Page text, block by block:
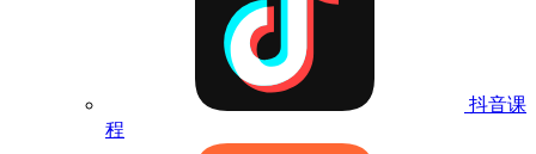
抖音课
程